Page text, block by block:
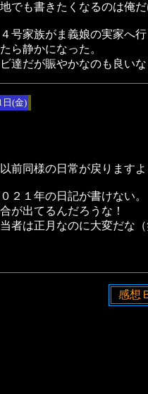
でも書きたくなるのは俺
号家族がま義娘の実家へ
ら静かになった。
達だが賑やかなのも良い
日(金)
前同様の日常が戻ります
２１年の日記が書けない。
が出てるんだろうな！
者は正月なのに大変だな
感想